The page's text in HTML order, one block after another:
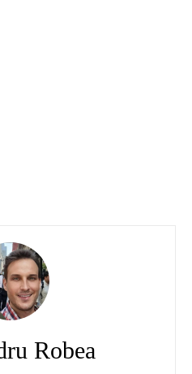
Robea